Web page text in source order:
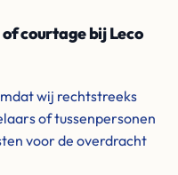
courtage bij Leco
wij rechtstreeks
of tussenpersonen
voor de overdracht